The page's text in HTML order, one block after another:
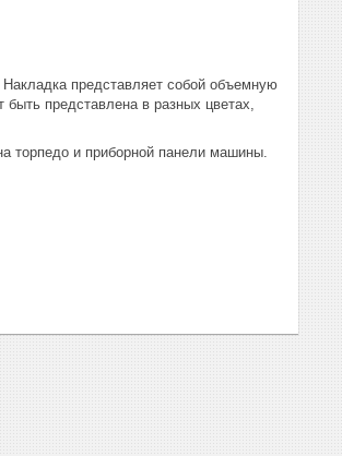
представляет собой объемную
представлена в разных цветах,
торпедо и приборной панели машины.